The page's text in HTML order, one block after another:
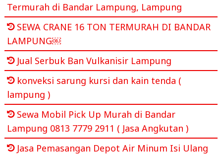
Termurah di Bandar Lampung, Lampung
SEWA CRANE 16 TON TERMURAH DI BANDAR
LAMPUNG￼
Jual Serbuk Ban Vulkanisir Lampung
konveksi sarung kursi dan kain tenda (
lampung )
Sewa Mobil Pick Up Murah di Bandar
Lampung 0813 7779 2911 ( Jasa Angkutan )
Jasa Pemasangan Depot Air Minum Isi Ulang